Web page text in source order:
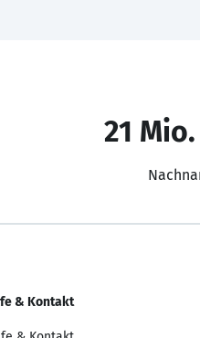
21
& Kontakt